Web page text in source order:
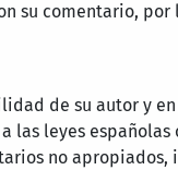
su comentario, por
de su autor y
las leyes españolas
no